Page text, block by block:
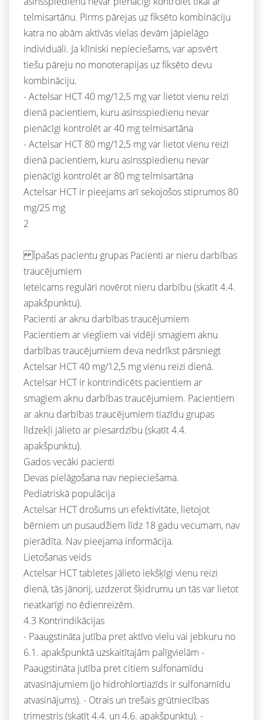
telmisartānu. Pirms pārejas uz fiksēto kombināciju
katra no abām aktīvās vielas devām jāpielāgo
individuāli. Ja klīniski nepieciešams, var apsvērt
tiešu pāreju no monoterapijas uz fiksēto devu
kombināciju.
- Actelsar HCT 40 mg/12,5 mg var lietot vienu reizi
dienā pacientiem, kuru asinsspiedienu nevar
pienācīgi kontrolēt ar 40 mg telmisartāna
- Actelsar HCT 80 mg/12,5 mg var lietot vienu reizi
dienā pacientiem, kuru asinsspiedienu nevar
pienācīgi kontrolēt ar 80 mg telmisartāna
Actelsar HCT ir pieejams arī sekojošos stiprumos 80
mg/25 mg
2
Īpašas pacientu grupas Pacienti ar nieru darbības
traucējumiem
Ieteicams regulāri novērot nieru darbību (skatīt 4.4.
apakšpunktu).
Pacienti ar aknu darbības traucējumiem
Pacientiem ar viegliem vai vidēji smagiem aknu
darbības traucējumiem deva nedrīkst pārsniegt
Actelsar HCT 40 mg/12,5 mg vienu reizi dienā.
Actelsar HCT ir kontrindicēts pacientiem ar
smagiem aknu darbības traucējumiem. Pacientiem
ar aknu darbības traucējumiem tiazīdu grupas
līdzekļi jālieto ar piesardzību (skatīt 4.4.
apakšpunktu).
Gados vecāki pacienti
Devas pielāgošana nav nepieciešama.
Pediatriskā populācija
Actelsar HCT drošums un efektivitāte, lietojot
bērniem un pusaudžiem līdz 18 gadu vecumam, nav
pierādīta. Nav pieejama informācija.
Lietošanas veids
Actelsar HCT tabletes jālieto iekšķīgi vienu reizi
dienā, tās jānorij, uzdzerot šķidrumu un tās var lietot
neatkarīgi no ēdienreizēm.
4.3 Kontrindikācijas
- Paaugstināta jutība pret aktīvo vielu vai jebkuru no
6.1. apakšpunktā uzskaitītajām palīgvielām -
Paaugstināta jutība pret citiem sulfonamīdu
atvasinājumiem (jo hidrohlortiazīds ir sulfonamīdu
atvasinājums). - Otrais un trešais grūtniecības
trimestris (skatīt 4.4. un 4.6. apakšpunktu). -